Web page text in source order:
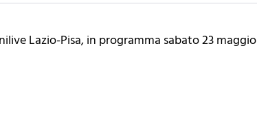
Lazio-Pisa, in programma sabato 23 maggio